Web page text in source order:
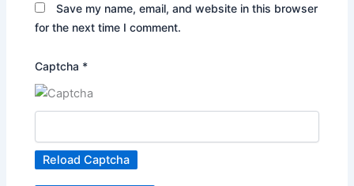
Save my name, email, and website in this browser
for the next time I comment.
Captcha *
Reload Captcha